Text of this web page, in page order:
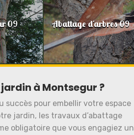
09 Abattage d'arbres 09
à Montsegur ?
succès pour embellir votre espace
jardin, les travaux d’abattage
obligatoire que vous engagiez un